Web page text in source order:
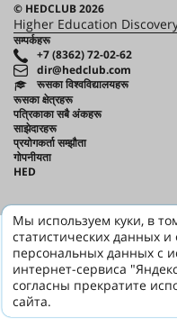
© HEDCLUB 2026
Higher Education
सम्पर्कहरू
+7 (8362) 72-02-62
dir@hedclub.com
रूसका विश्वविद्यालयहरू
रूसका क्षेत्रहरू
पत्रिकाका सबै अंकहरू
साझेदारहरू
प्रयोगकर्ता सम्झौता
गोपनीयता
HED
Мы используем куки, в
статистических данных и
персональных данных с
интернет-сервиса
согласны прекратите
сайта.